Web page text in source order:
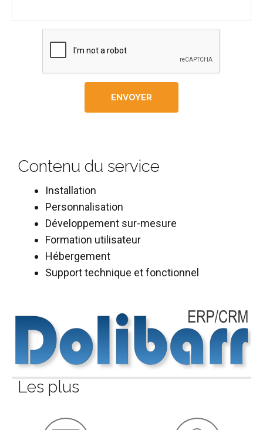
Contenu du service
Installation
Personnalisation
Développement sur-mesure
Formation utilisateur
Hébergement
Support technique et fonctionnel
Les plus